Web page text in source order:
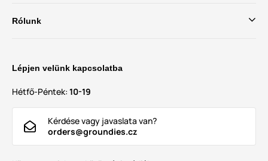
Rólunk
Lépjen velünk kapcsolatba
Hétfő-Péntek: 10-19
Kérdése vagy javaslata van?
orders@groundies.cz